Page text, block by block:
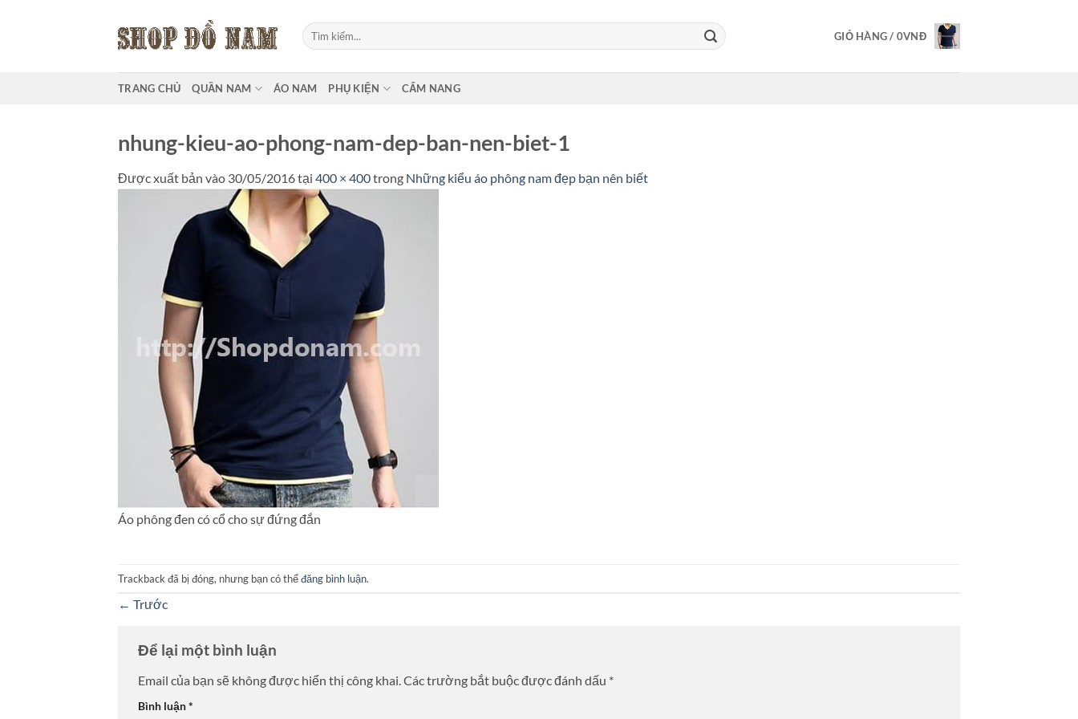
Tìm
kiếm:
GIỎ HÀNG / 0VNĐ
TRANG CHỦ QUẦN NAM ÁO NAM PHỤ KIỆN CẨM NANG
nhung-kieu-ao-phong-nam-dep-ban-nen-biet-1
Được xuất bản vào 30/05/2016tại 400 × 400trong Những kiểu áo phông nam đẹp bạn nên biết
Áo phông đen có cổ cho sự đứng đắn
Trackback đã bị đóng, nhưng bạn có thểđăng bình luận.
← Trước
Để lại một bình luận
Email của bạn sẽ không được hiển thị công khai.Các trường bắt buộc được đánh dấu *
Bình luận*